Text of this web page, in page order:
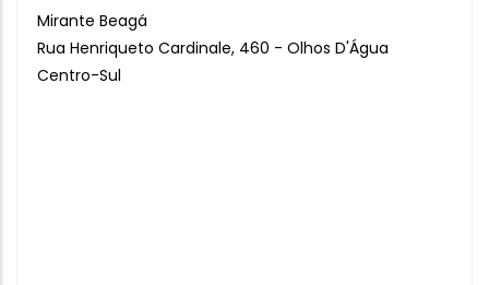
Mirante Beagá
Rua Henriqueto Cardinale, 460 - Olhos D'Água
Centro-Sul